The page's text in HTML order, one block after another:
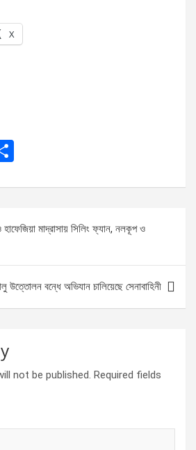
X
ar
e
মাদ্রাসায় সিলিং ফ্যান, নলকূপ ও
উত্তোলন বন্ধে অভিযান চালিয়েছে সেনাবাহিনী
not be published. Required fields